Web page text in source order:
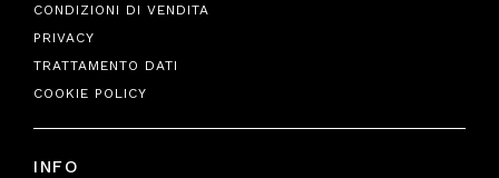
CONDIZIONI DI VENDITA
PRIVACY
TRATTAMENTO DATI
COOKIE POLICY
INFO